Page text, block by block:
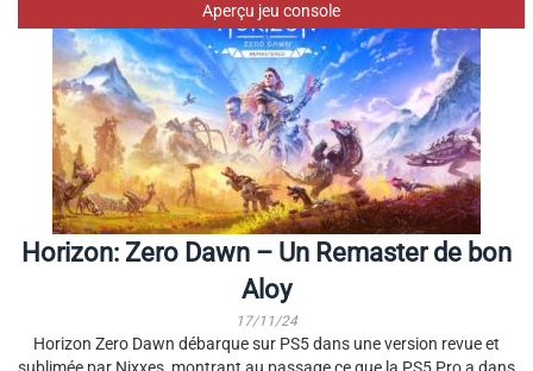
Aperçu jeu console
Horizon: Zero Dawn – Un Remaster de bon
Aloy
17/11/24
Horizon Zero Dawn débarque sur PS5 dans une version revue et